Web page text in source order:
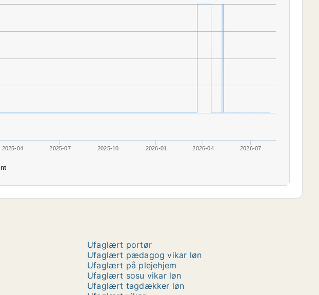
2025-04 2025-07 2025-10 2026-01 2026-04 2026-07
Ufaglært portør
Ufaglært pædagog vikar løn
Ufaglært på plejehjem
Ufaglært sosu vikar løn
Ufaglært tagdækker løn